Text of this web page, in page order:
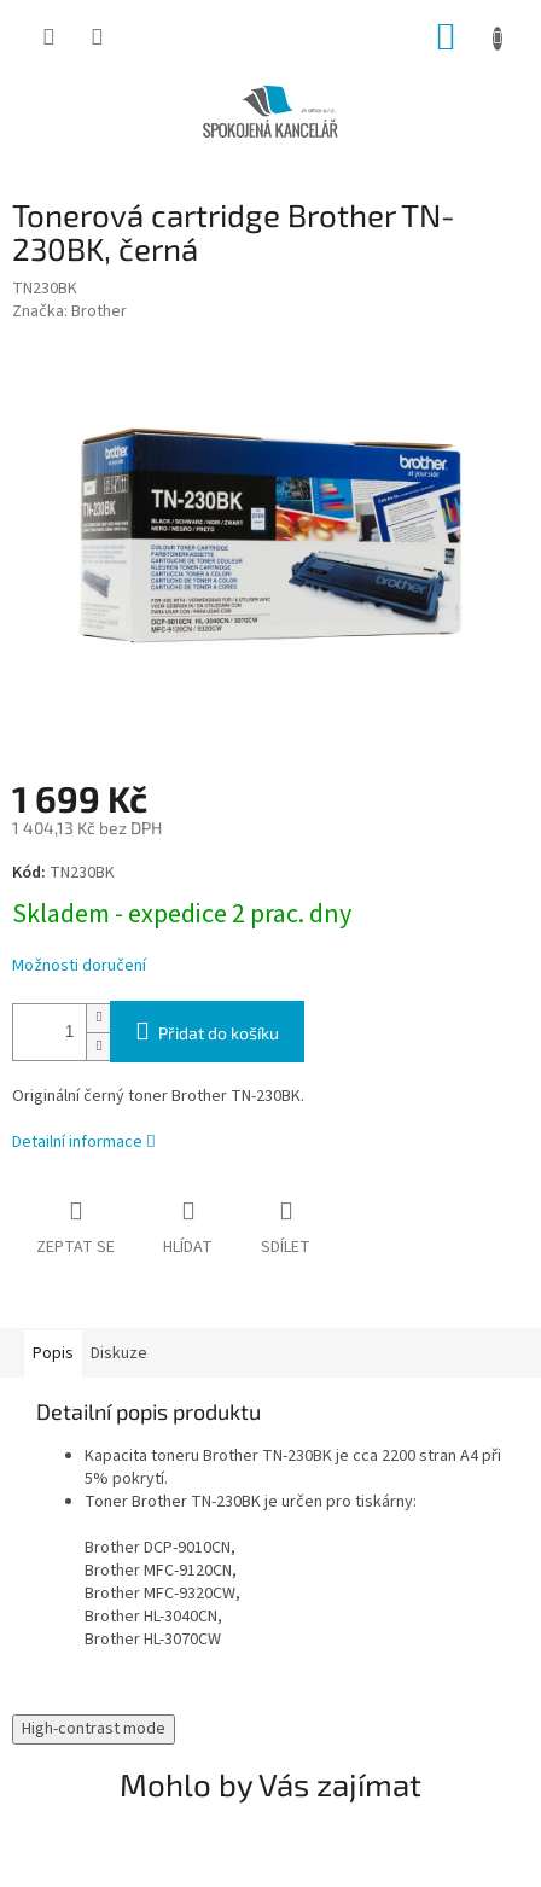
Tonerová cartridge Brother TN-
230BK, černá
TN230BK
Značka: Brother
1 699 Kč
1 404,13 Kč bez DPH
Měrná
cena:
Kód: TN230BK
Skladem - expedice 2 prac. dny
Možnosti doručení
Přidat do košíku
Originální černý toner Brother TN-230BK.
Detailní informace
ZEPTAT SE HLÍDAT SDÍLET
Popis Diskuze
Detailní popis produktu
Kapacita toneru Brother TN-230BK je cca 2200 stran A4 při
5% pokrytí.
Toner Brother TN-230BK je určen pro tiskárny:
Brother DCP-9010CN,
Brother MFC-9120CN,
Brother MFC-9320CW,
Brother HL-3040CN,
Brother HL-3070CW
High-contrast mode
Mohlo by Vás zajímat